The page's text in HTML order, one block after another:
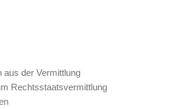
aus der Vermittlung
Rechtsstaatsvermittlung